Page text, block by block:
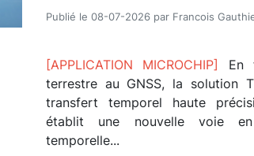
Publié le 08-07-2026 par Francois
[APPLICATION MICROCHIP] En
terrestre au GNSS, la solution
transfert temporel haute
établit une nouvelle voie
temporelle...